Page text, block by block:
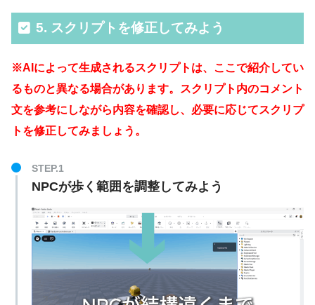
5. スクリプトを修正してみよう
※AIによって生成されるスクリプトは、ここで紹介してい
るものと異なる場合があります。スクリプト内のコメント
文を参考にしながら内容を確認し、必要に応じてスクリプ
トを修正してみましょう。
STEP.1
NPCが歩く範囲を調整してみよう